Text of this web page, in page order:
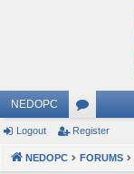
NEDOPC
or
u
Logout Register
NEDOPC FORUMS